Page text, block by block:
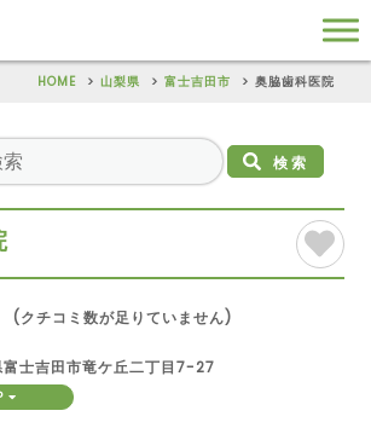
HOME 山梨県 富士吉田市 奥脇歯科医院
検索
(クチコミ数が足りていません)
士吉田市竜ケ丘二丁目7-27